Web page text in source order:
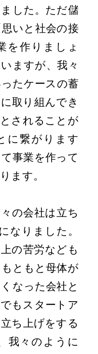
した。ただ儲
いと社会の接
を作りましょ
ますが、我々
たケースの蓄
取り組んでき
されることが
に繋がります
事業を作って
ます。
の会社は立ち
なりました。
の苦労なども
ともと母体が
なった会社と
もスタートア
ち上げをする
我々のように